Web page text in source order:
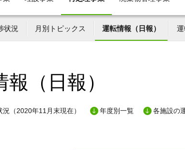
状況 月別トピックス 運転情報（日報）
（日報）
（2020年11月末現在） 年度別一覧 各施設の